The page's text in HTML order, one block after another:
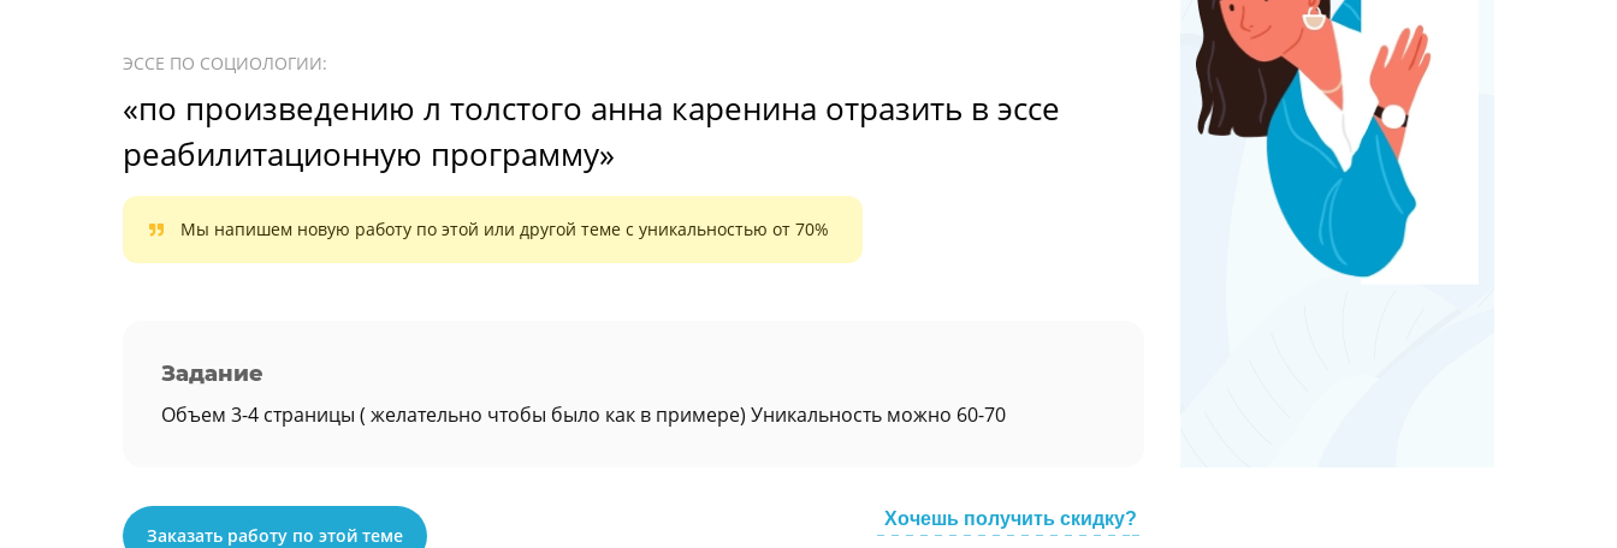
ЭССЕ ПО СОЦИОЛОГИИ:
«по произведению л толстого анна каренина отразить в эссе
реабилитационную программу»
Мы напишем новую работу по этой или другой теме с уникальностью от 70%
Задание
Объем 3-4 страницы ( желательно чтобы было как в примере) Уникальность можно 60-70
Заказать работу по этой теме
Хочешь получить скидку?